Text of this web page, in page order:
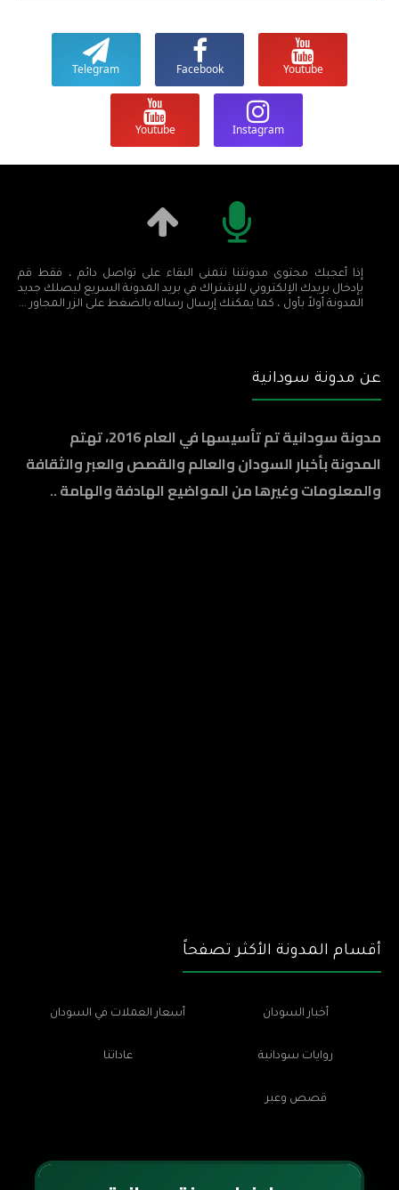
Youtube
Facebook
Telegram
Instagram
Youtube
إذا أعجبك محتوى مدونتنا نتمنى البقاء على تواصل دائم ، فقط قم
بإدخال بريدك الإلكتروني للإشتراك في بريد المدونة السريع ليصلك جديد
المدونة أولاً بأول ، كما يمكنك إرسال رساله بالضغط على الزر المجاور ...
عن مدونة سودانية
مدونة سودانية تم تأسيسها في العام 2016، تهتم
المدونة بأخبار السودان والعالم والقصص والعبر والثقافة
والمعلومات وغيرها من المواضيع الهادفة والهامة ..
أقسام المدونة الأكثر تصفحاً
أخبار السودان أسعار العملات في السودان
روايات سودانية عاداتنا
قصص وعبر